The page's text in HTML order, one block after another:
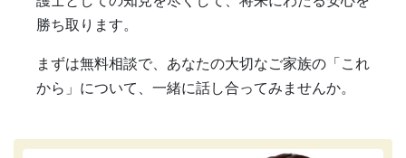
勝ち取ります。
まずは無料相談で、あなたの大切なご家族の「これ
から」について、一緒に話し合ってみませんか。